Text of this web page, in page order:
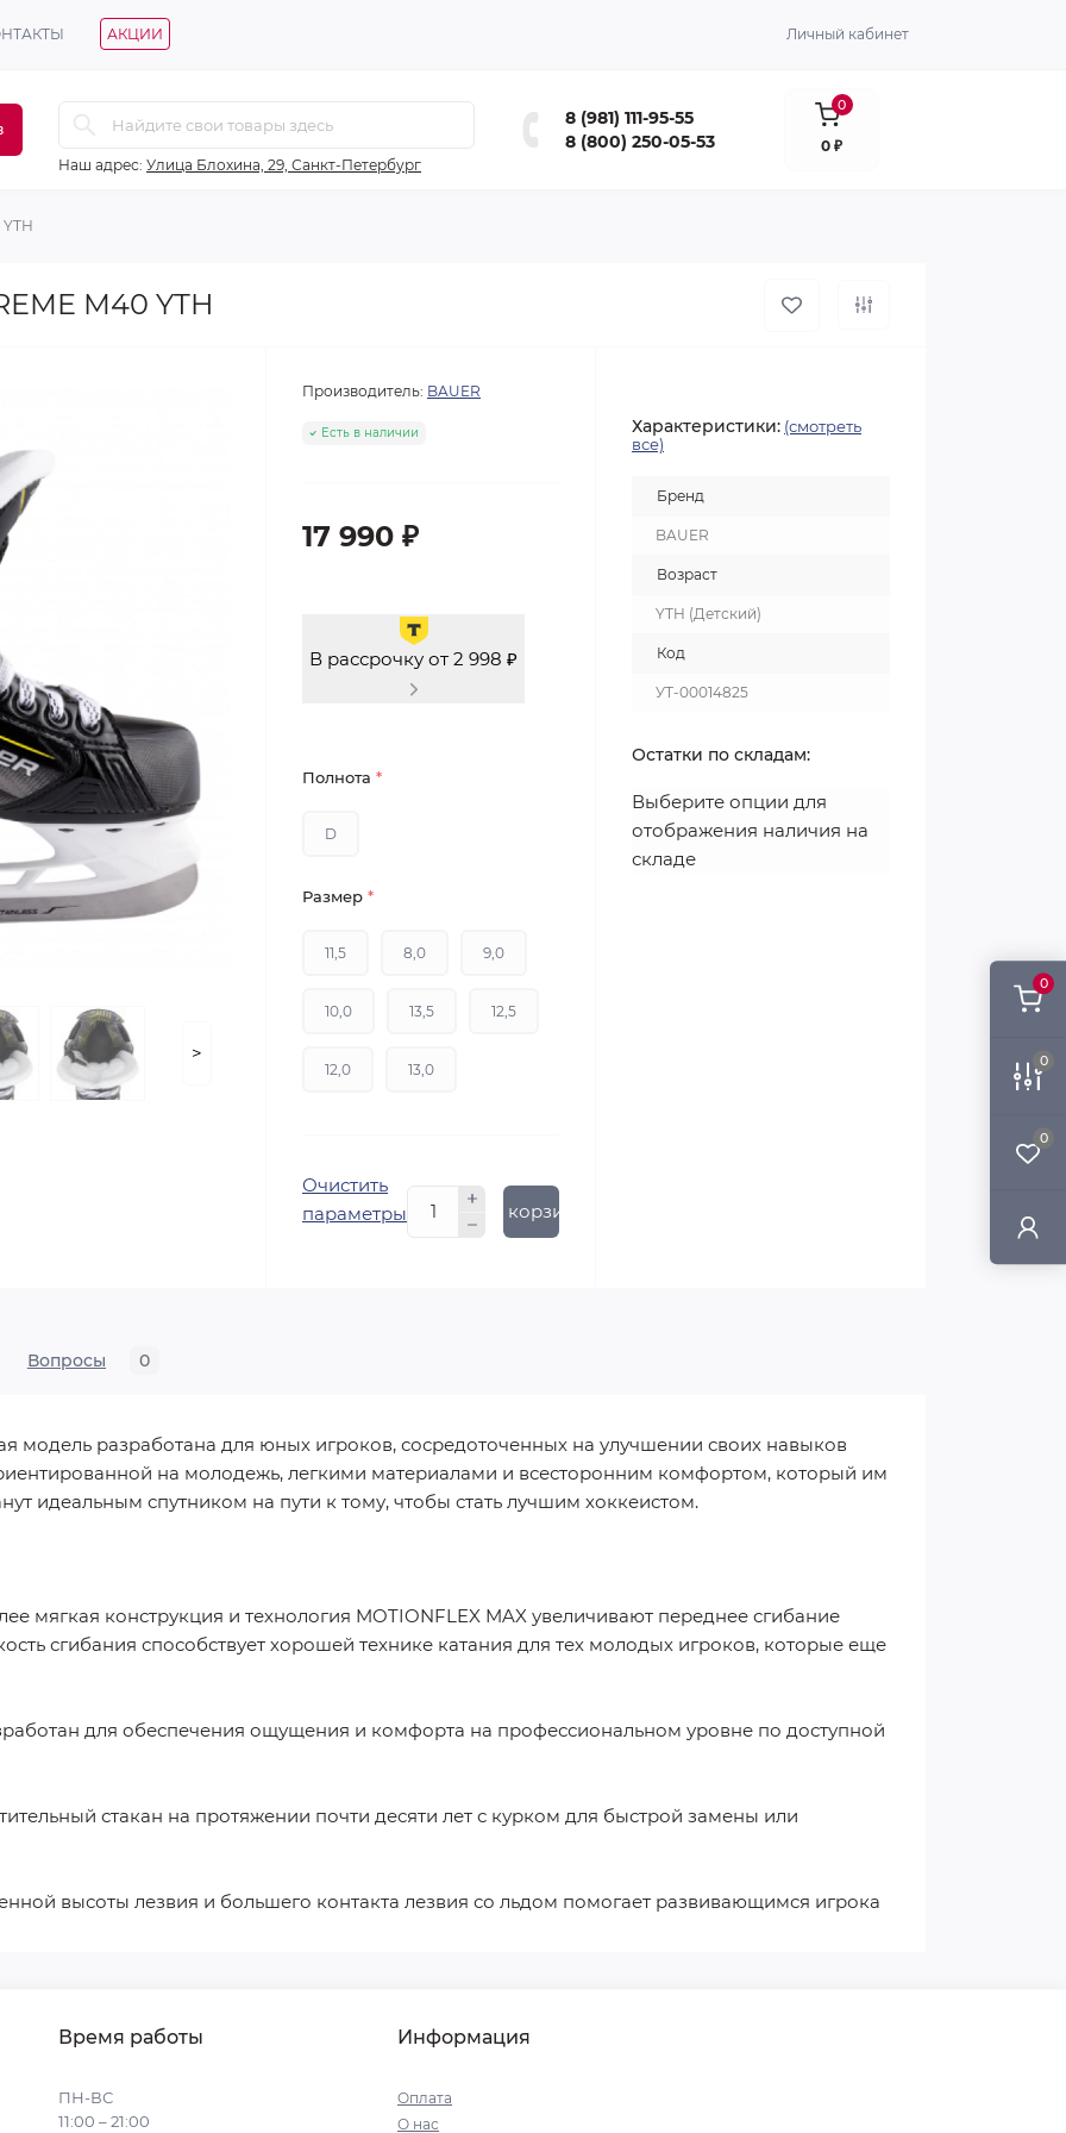
0
0
0
АКЦИИ Личный кабинет
Наш адрес: Улица Блохина, 29, Санкт-Петербург
8 (981) 111-95-55
8 (800) 250-05-53
0
0 ₽
M40 YTH
>
Производитель: BAUER
Есть в наличии
17 990 ₽
В рассрочку от 2 998 ₽
Полнота *
D
Размер *
11,5 8,0 9,0
10,0 13,5 12,5
12,0 13,0
Очистить
параметры
В корзину
Характеристики: (смотреть
все)
Бренд
BAUER
Возраст
YTH (Детский)
Код
УТ-00014825
Остатки по складам:
Выберите опции для
отображения наличия на
складе
Вопросы 0
модель разработана для юных игроков, сосредоточенных на улучшении своих навыков
на молодежь, легкими материалами и всесторонним комфортом, который им
идеальным спутником на пути к тому, чтобы стать лучшим хоккеистом.
мягкая конструкция и технология MOTIONFLEX MAX увеличивают переднее сгибание
сгибания способствует хорошей технике катания для тех молодых игроков, которые еще
для обеспечения ощущения и комфорта на профессиональном уровне по доступной
стакан на протяжении почти десяти лет с курком для быстрой замены или
высоты лезвия и большего контакта лезвия со льдом помогает развивающимся игрока
Время работы
ПН-ВС
11:00 – 21:00
Информация
Оплата
О нас